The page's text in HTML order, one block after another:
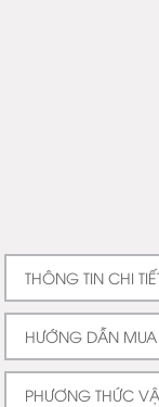
THÔNG TIN CHI
HƯỚNG DẪN
PHƯƠNG THỨC